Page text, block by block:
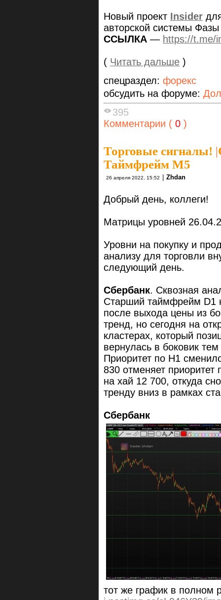
Новый проект Insider
авторской системы
ССЫЛКА — https://t.me/
( Читать дальше )
спецраздел: форекс
обсудить на форуме:
395
Комментарии ( 0 )
Торговые сигналы! |
Таймфрейм М5
26 апреля 2022, 15:52 Zhdan
Добрый день, коллеги!
Матрицы уровней
Уровни на покупку и
анализу для торговли
следующий день.
Сбербанк. Сквозная
Старший таймфрейм D1
после выхода цены из
тренд, но сегодня на
кластерах, который
вернулась в боковик
Приоритет по Н1
830 отменяет
на хай 12 700, откуда
тренду вниз в рамках
Сбербанк
тот же график в полном